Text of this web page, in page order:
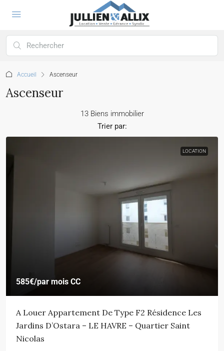
Accueil Ascenseur
Ascenseur
13 Biens immobilier
Trier par:
LOCATION
585€/par mois CC
A Louer Appartement De Type F2 Résidence Les
Jardins D’Ostara – LE HAVRE – Quartier Saint
Nicolas